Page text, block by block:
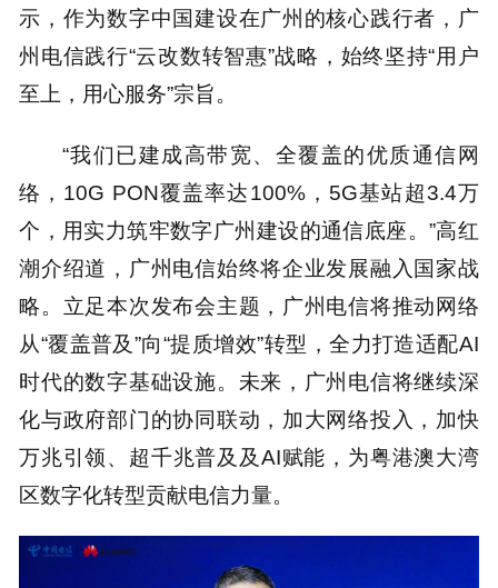
示，作为数字中国建设在广州的核心践行者，广
州电信践行“云改数转智惠”战略，始终坚持“用户
至上，用心服务”宗旨。
“我们已建成高带宽、全覆盖的优质通信网
络，10G PON覆盖率达100%，5G基站超3.4万
个，用实力筑牢数字广州建设的通信底座。”高红
潮介绍道，广州电信始终将企业发展融入国家战
略。立足本次发布会主题，广州电信将推动网络
从“覆盖普及”向“提质增效”转型，全力打造适配AI
时代的数字基础设施。未来，广州电信将继续深
化与政府部门的协同联动，加大网络投入，加快
万兆引领、超千兆普及及AI赋能，为粤港澳大湾
区数字化转型贡献电信力量。